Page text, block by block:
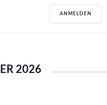
ANMELDEN
2026